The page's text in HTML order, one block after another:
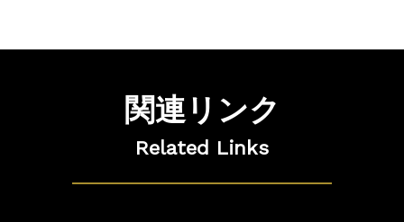
関連リンク
Related Links